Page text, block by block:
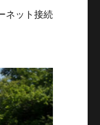
ネット接続